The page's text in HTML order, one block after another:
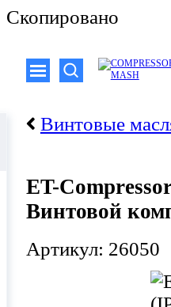
Скопировано
Винтовые
ET-
Винтовой
Артикул: 26050